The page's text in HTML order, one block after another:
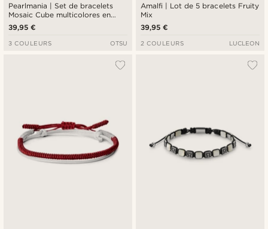
Pearlmania | Set de bracelets
Mosaic Cube multicolores en
perles en verre
39,95 €
3 COULEURS OTSU
Amalfi | Lot de 5 bracelets Fruity
Mix
39,95 €
2 COULEURS LUCLEON